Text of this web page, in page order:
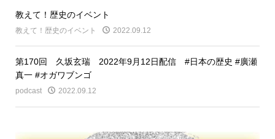
教えて！歴史のイベント
教えて！歴史のイベント 2022.09.12
第170回 久坂玄瑞 2022年9月12日配信 #日本の歴史 #廣瀬
真一 #オガワブンゴ
podcast 2022.09.12